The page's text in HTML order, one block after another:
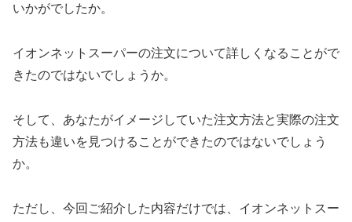
いかがでしたか。
イオンネットスーパーの注文について詳しくなることがで
きたのではないでしょうか。
そして、あなたがイメージしていた注文方法と実際の注文
方法も違いを見つけることができたのではないでしょう
か。
ただし、今回ご紹介した内容だけでは、イオンネットスー